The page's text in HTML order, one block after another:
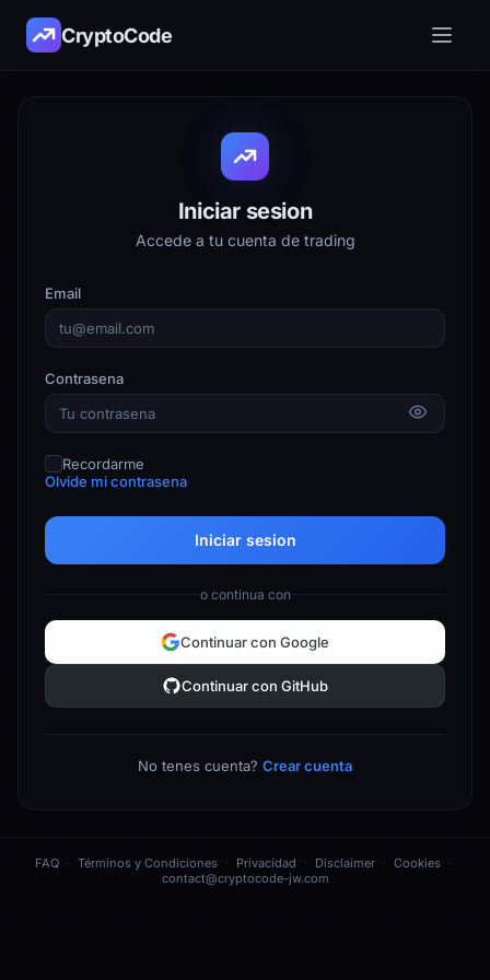
CryptoCode
Iniciar sesion
Accede a tu cuenta de trading
Email
Contrasena
Recordarme
Olvide mi contrasena
Iniciar sesion
o continua con
Continuar con Google
Continuar con GitHub
No tenes cuenta? Crear cuenta
FAQ · Términos y Condiciones · Privacidad · Disclaimer · Cookies
·
contact@cryptocode-jw.com